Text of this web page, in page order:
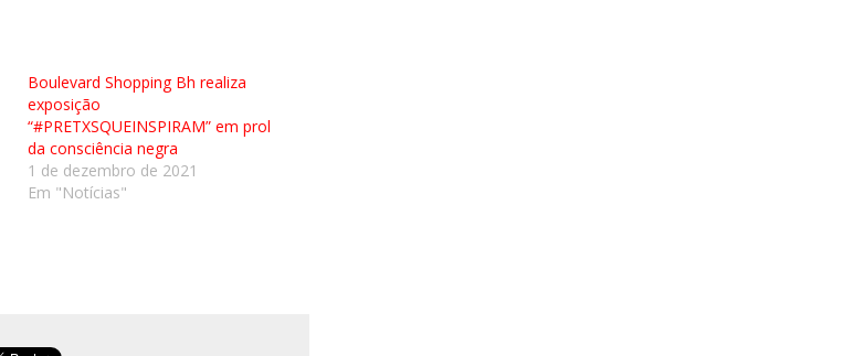
Boulevard Shopping Bh realiza
exposição
“#PRETXSQUEINSPIRAM” em prol
da consciência negra
1 de dezembro de 2021
Em "Notícias"